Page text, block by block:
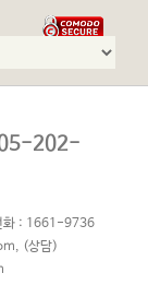
202-
화 : 1661-9736
, (상담)